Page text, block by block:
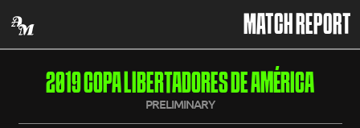
MATCH REPORT
2019 COPA LIBERTADORES DE AMÉRICA
PRELIMINARY